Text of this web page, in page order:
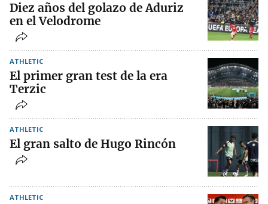
Diez años del golazo de Aduriz
en el Velodrome
ATHLETIC
El primer gran test de la era
Terzic
ATHLETIC
El gran salto de Hugo Rincón
ATHLETIC